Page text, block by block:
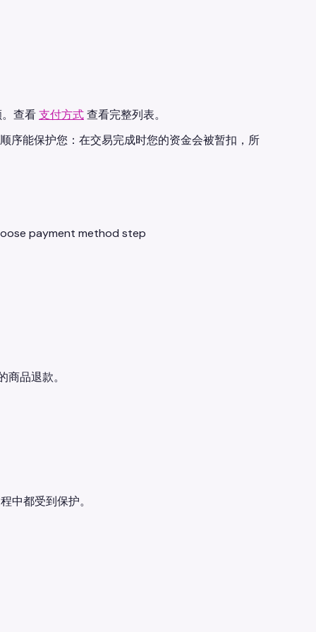
查看支付方式查看完整列表。
序能保护您：在交易完成时您的资金会被暂扣，所
品退款。
中都受到保护。